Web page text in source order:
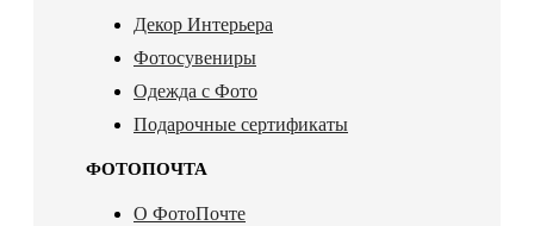
Декор Интерьера
Фотосувениры
Одежда с Фото
Подарочные сертификаты
ФОТОПОЧТА
О ФотоПочте